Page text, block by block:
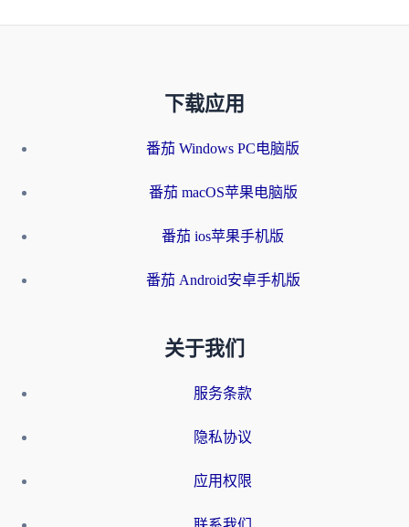
下载应用
番茄 Windows PC电脑版
番茄 macOS苹果电脑版
番茄 ios苹果手机版
番茄 Android安卓手机版
关于我们
服务条款
隐私协议
应用权限